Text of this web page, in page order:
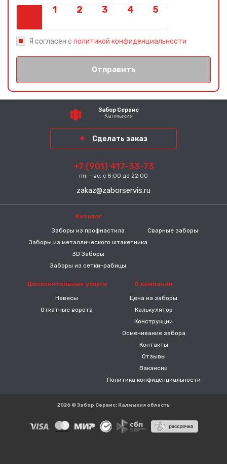
Я согласен с политикой конфиденциальности
Отправить
Забор Сервис
Калмыкия
Сделать заказ
+7 (901) 417-33-73
пн. - вс. с 8:00 до 22:00
zakaz@zaborservis.ru
Каталог
Заборы из профнастила
Заборы из металлического штакетника
3D Заборы
Заборы из сетки-рабицы
Сварные заборы
Дополнительные услуги
Навесы
Откатные ворота
О компании
Цена на заборы
Калькулятор
Конструкции
Осмечивание забора
Контакты
Отзывы
Вакансии
Политика конфиденциальности
2026 © Забор Сервис: Калмыкия область